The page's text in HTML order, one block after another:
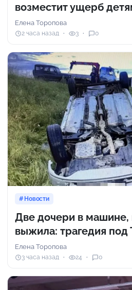
возместит ущерб
Елена Торопова
2 часа назад 3 0
Новости
Две дочери в машине,
выжила: трагедия под
Елена Торопова
3 часа назад 24 0